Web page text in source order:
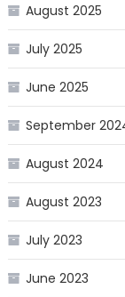
August 2025
July 2025
June 2025
September
August 2024
August 2023
July 2023
June 2023